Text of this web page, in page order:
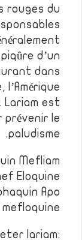
rouges du
d’un
dans
Lariam est
prévenir le
paludisme.
Mefliam
Eloquine
Apo
mefloquine
lariam: